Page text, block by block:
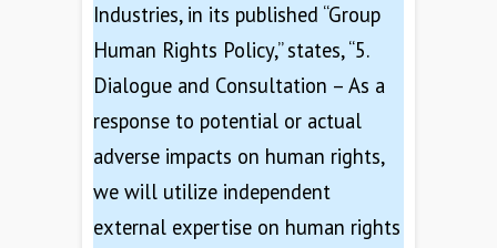
Industries, in its published “Group
Human Rights Policy,” states, “5.
Dialogue and Consultation – As a
response to potential or actual
adverse impacts on human rights,
we will utilize independent
external expertise on human rights